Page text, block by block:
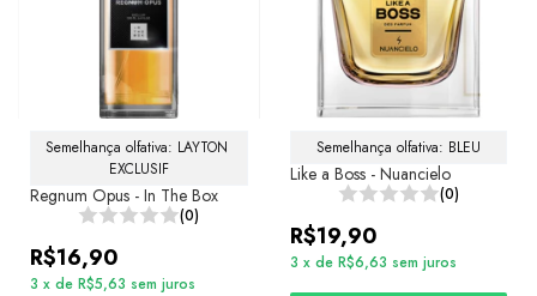
Semelhança olfativa: LAYTON
EXCLUSIF
Regnum Opus - In The Box
(0)
R$16,90
3 x de R$5,63 sem juros
Semelhança olfativa: BLEU
Like a Boss - Nuancielo
(0)
R$19,90
3 x de R$6,63 sem juros